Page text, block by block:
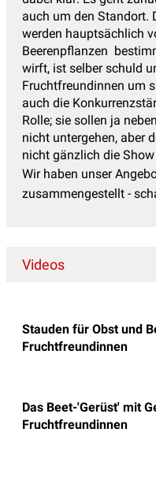
auch um den Standort.
werden hauptsächlich
Beerenpflanzen
wirft, ist selber schuld
Fruchtfreundinnen um
auch die
Rolle; sie sollen ja
nicht untergehen, aber
nicht gänzlich die
Wir haben unser
zusammengestellt -
Videos
Stauden für Obst und
Fruchtfreundinnen
Das Beet-'Gerüst' mit
Fruchtfreundinnen